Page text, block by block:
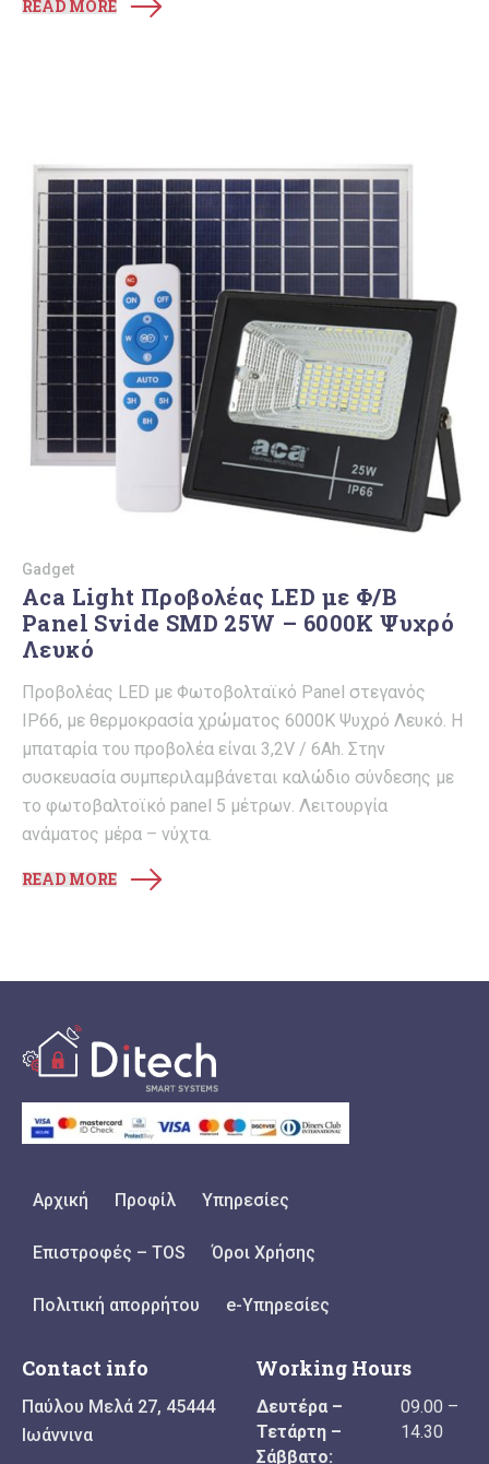
READ MORE
Gadget
Aca Light Προβολέας LED με Φ/Β
Panel Svide SMD 25W – 6000Κ Ψυχρό
Λευκό
Προβολέας LED με Φωτοβολταϊκό Panel στεγανός
IP66, με θερμοκρασία χρώματος 6000Κ Ψυχρό Λευκό. H
μπαταρία του προβολέα είναι 3,2V / 6Ah. Στην
συσκευασία συμπεριλαμβάνεται καλώδιο σύνδεσης με
το φωτοβαλτοϊκό panel 5 μέτρων. Λειτουργία
ανάματος μέρα – νύχτα.
READ MORE
Αρχική Προφίλ Υπηρεσίες
Επιστροφές – TOS Όροι Χρήσης
Πολιτική απορρήτου e-Υπηρεσίες
Contact info
Παύλου Μελά 27, 45444
Ιωάννινα
Working Hours
Δευτέρα –
Τετάρτη –
Σάββατο:
09.00 –
14.30